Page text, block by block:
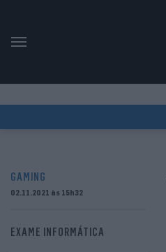
GAMING
02.11.2021 às 15h32
EXAME INFORMÁTICA